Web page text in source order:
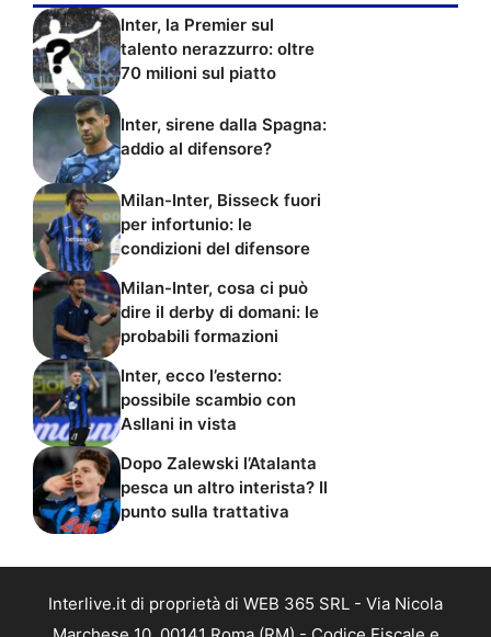
Inter, la Premier sul
talento nerazzurro: oltre
70 milioni sul piatto
Inter, sirene dalla Spagna:
addio al difensore?
Milan-Inter, Bisseck fuori
per infortunio: le
condizioni del difensore
Milan-Inter, cosa ci può
dire il derby di domani: le
probabili formazioni
Inter, ecco l’esterno:
possibile scambio con
Asllani in vista
Dopo Zalewski l’Atalanta
pesca un altro interista? Il
punto sulla trattativa
Interlive.it di proprietà di WEB 365 SRL - Via Nicola